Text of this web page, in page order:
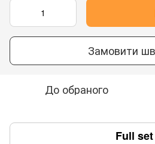
Замовити
До обраного
Full set